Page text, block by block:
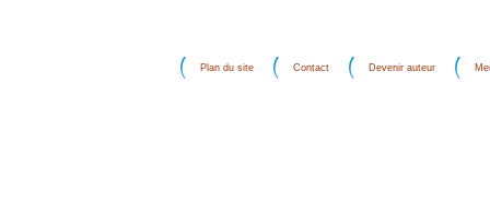
Plan du site Contact Devenir auteur